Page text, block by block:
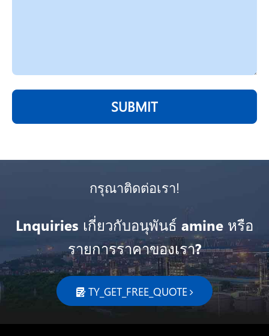
SUBMIT
กรุณาติดต่อเรา!
Lnquiries เกี่ยวกับอนุพันธ์ amine หรือ
รายการราคาของเรา?
 TY_GET_FREE_QUOTE